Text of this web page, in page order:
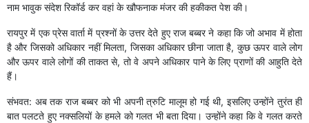
नाम भावुक संदेश रिकॉर्ड कर वहां के खौफनाक मंजर की हकीकत पेश की।
रायपुर में एक प्रेस वार्ता में प्रश्नों के उत्तर देते हुए राज बब्बर ने कहा कि जो अभाव में होता
है और जिसको अधिकार नहीं मिलता, जिसका अधिकार छीना जाता है, कुछ ऊपर वाले लोग
और ऊपर वाले लोगों की ताकत से, तो वे अपने अधिकार पाने के लिए प्राणों की आहुति देते
हैं।
संभवत: अब तक राज बब्बर को भी अपनी त्रुटि मालूम हो गई थी, इसलिए उन्होंने तुरंत ही
बात पलटते हुए नक्सलियों के हमले को गलत भी बता दिया। उन्होंने कहा कि वे गलत करते